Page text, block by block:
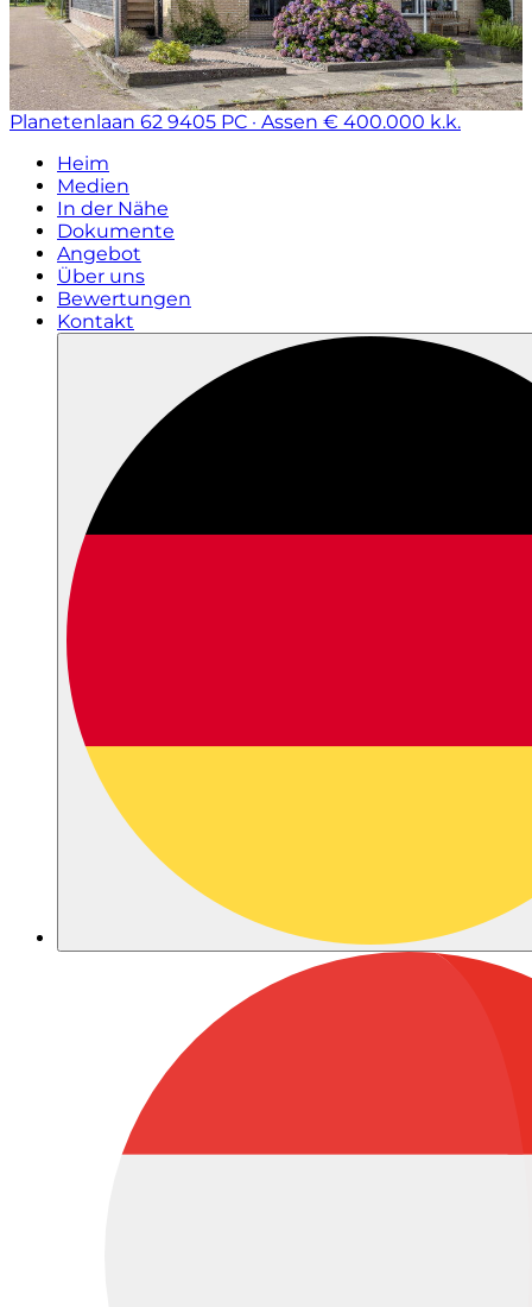
Planetenlaan 62 9405 PC · Assen € 400.000 k.k.
Heim
Medien
In der Nähe
Dokumente
Angebot
Über uns
Bewertungen
Kontakt